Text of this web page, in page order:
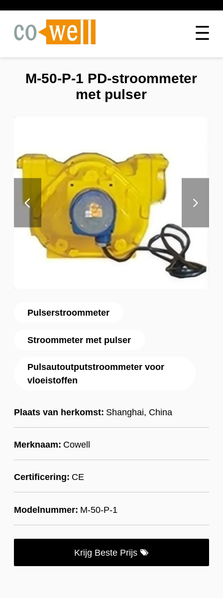
Pulserstroommeter
Stroommeter met pulser
Pulsautoutputstroommeter voor
vloeistoffen
Plaats van herkomst: Shanghai, China
Merknaam: Cowell
Certificering: CE
Modelnummer: M-50-P-1
Krijg Beste Prijs
M-50-P-1 PD-stroommeter
met pulser